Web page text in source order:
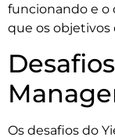
funcionando e o
que os objetivos
Os desafios do